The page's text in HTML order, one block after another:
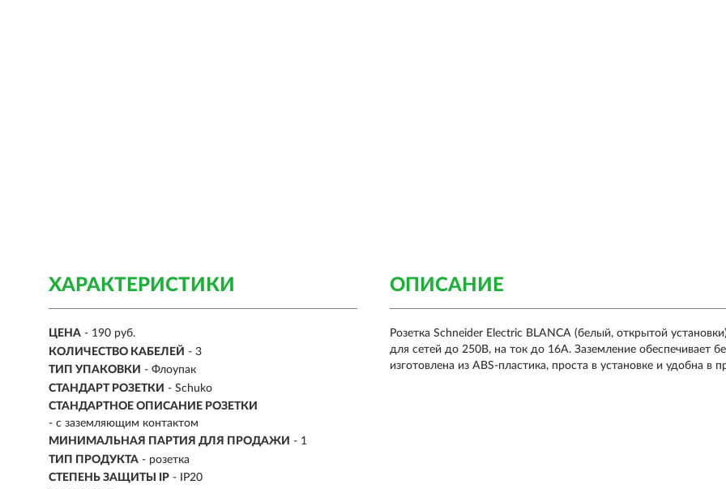
ХАРАКТЕРИСТИКИ
ЦЕНА - 190 руб.
КОЛИЧЕСТВО КАБЕЛЕЙ - 3
ТИП УПАКОВКИ - Флоупак
СТАНДАРТ РОЗЕТКИ - Schuko
СТАНДАРТНОЕ ОПИСАНИЕ РОЗЕТКИ
- с заземляющим контактом
МИНИМАЛЬНАЯ ПАРТИЯ ДЛЯ ПРОДАЖИ - 1
ТИП ПРОДУКТА - розетка
СТЕПЕНЬ ЗАЩИТЫ IP - IP20
ОПИСАНИЕ
Розетка Schneider Electric BLANCA (белый, открытой
для сетей до 250В, на ток до 16А. Заземление обеспечивает
изготовлена из ABS-пластика, проста в установке и удобна в